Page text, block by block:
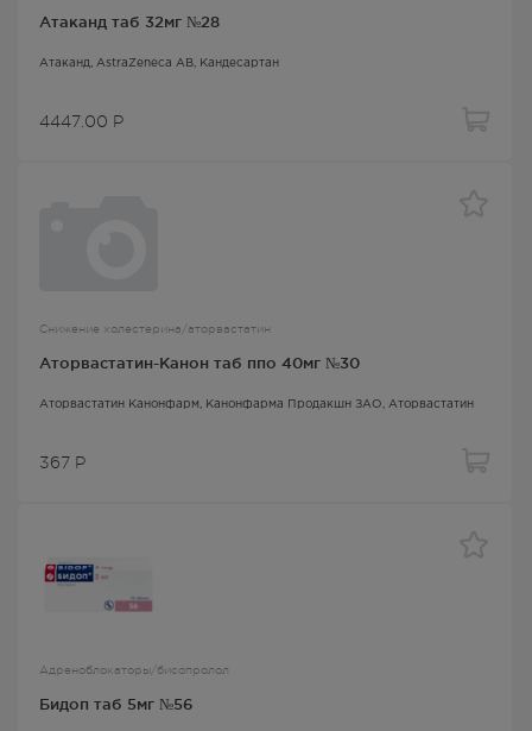
Атаканд таб 32мг №28
Атаканд, AstraZeneca AB, Кандесартан
4447.00 Р
Снижение холестерина/аторвастатин
Аторвастатин-Канон таб ппо 40мг №30
Аторвастатин Канонфарм , Канонфарма Продакшн ЗАО, Аторвастатин
367 Р
Адреноблокаторы/бисопролол
Бидоп таб 5мг №56